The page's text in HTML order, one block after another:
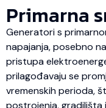
Primarna
Generatori s
napajanja, posebno
pristupa
prilagođavaju se
vremenskih perioda,